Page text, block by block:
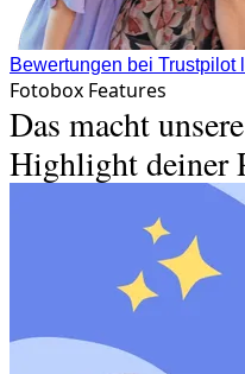
Bewertungen bei Trustpilot
Fotobox Features
Das macht
Highlight deiner